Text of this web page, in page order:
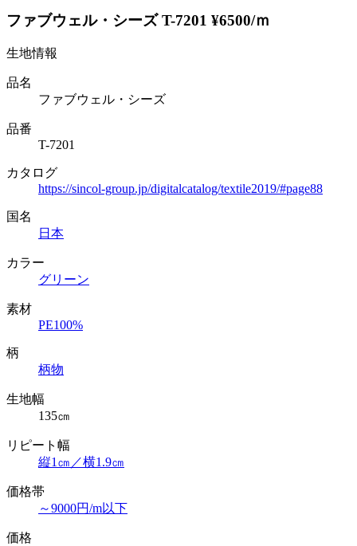
ファブウェル・シーズ T-7201 ¥6500/ｍ
生地情報
品名
ファブウェル・シーズ
品番
T-7201
カタログ
https://sincol-group.jp/digitalcatalog/textile2019/#page88
国名
日本
カラー
グリーン
素材
PE100%
柄
柄物
生地幅
135㎝
リピート幅
縦1㎝／横1.9㎝
価格帯
～9000円/m以下
価格